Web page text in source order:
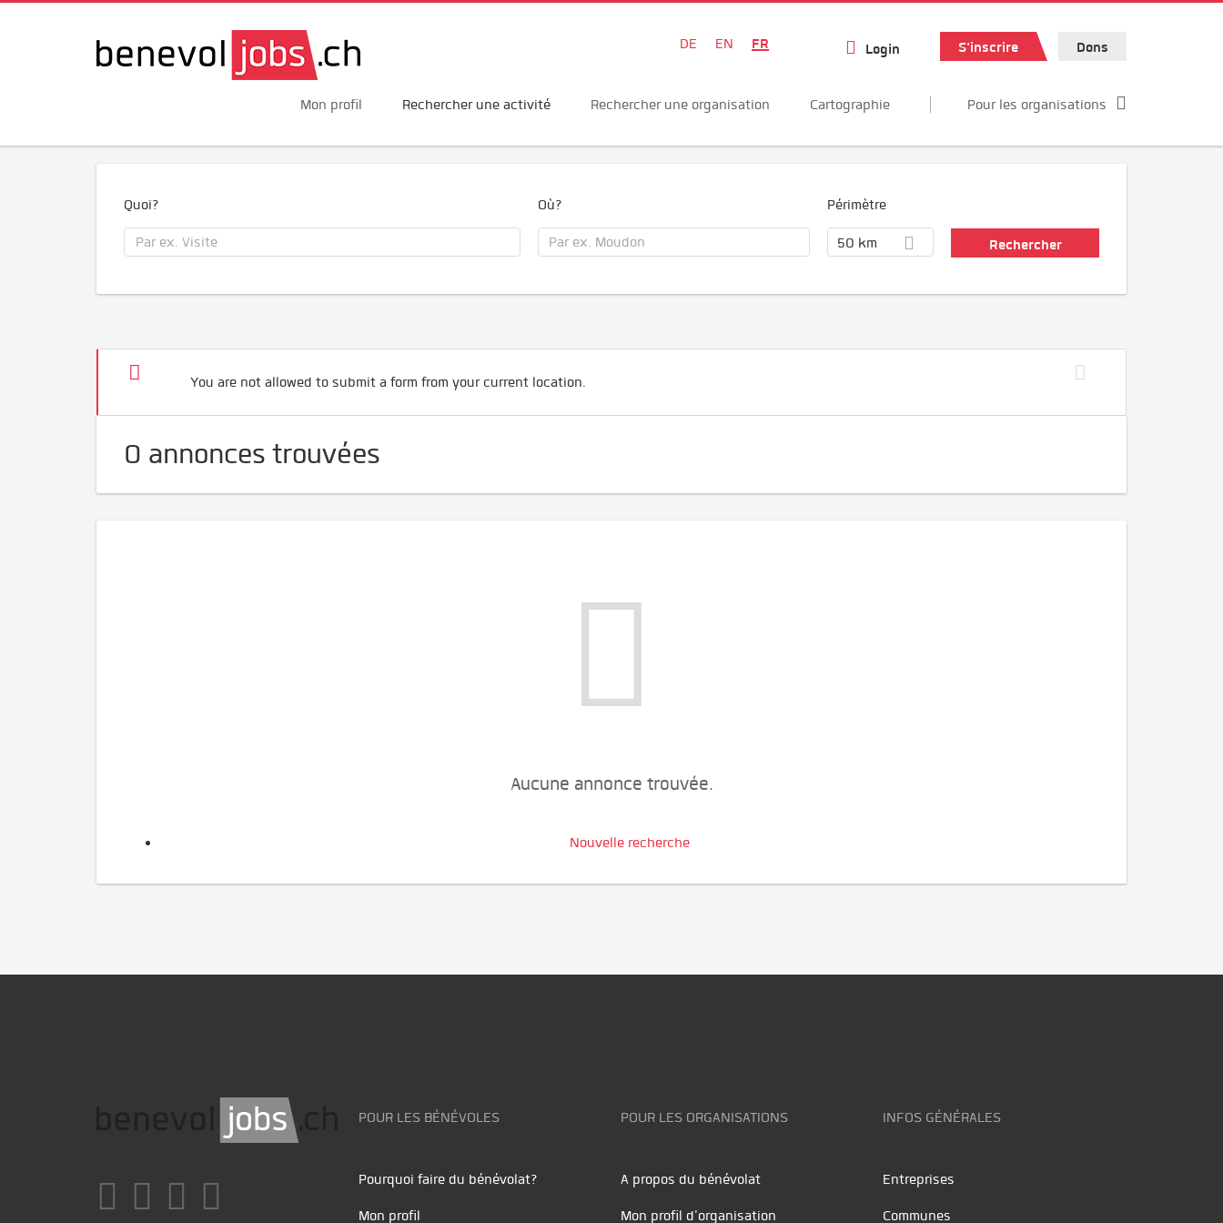
DE EN FR Login S'inscrire Dons
Mon profil Rechercher une activité Rechercher une organisation Cartographie Pour les organisations
Quoi? Où? Périmètre
50 km
You are not allowed to submit a form from your current location.
0 annonces trouvées
Aucune annonce trouvée.
Nouvelle recherche
POUR LES BÉNÉVOLES
Pourquoi faire du bénévolat?
Mon profil
POUR LES ORGANISATIONS
A propos du bénévolat
Mon profil d'organisation
INFOS GÉNÉRALES
Entreprises
Communes